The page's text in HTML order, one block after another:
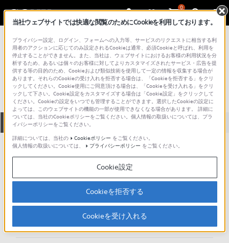
0
総合サポート・お問い合わせ その他のプロフェッショナルカメラ用アクセサリー
BKP-7911
全て ダウンロード 取扱説明書 Q&A
サポート動画をご利用の際にはソーシャ
ルメディア利用規約をご確認ください。
当社ウェブサイトでは快適な閲覧のためにCookieを利用しております。
プライバシー設定、ログイン、フォームへの入力等、サービスのリクエストに相当する利
用者のアクションに応じてのみ設定されるCookieは通常、必須Cookieと呼ばれ、利用を
停止することができません。また、当社は、ウェブサイトにおけるお客様の利用状況を分
析するため、あるいは個々のお客様に対してよりカスタマイズされたサービス・広告を提
供する等の目的のため、Cookieおよび類似技術を使用して一定の情報を収集する場合が
あります。それらのCookieの受け入れを拒否する場合は、「Cookieを拒否する」をクリ
ックしてください。Cookie使用にご同意頂ける場合は、「Cookieを受け入れる」をクリ
ックして下さい。Cookie設定をカスタマイズする場合は「Cookie設定」をクリックして
ください。Cookieの設定をいつでも管理することができます。選択したCookieの設定に
よっては、このウェブサイトの機能の一部が使用できなくなる場合があります。 詳細に
ついては、当社のCookieポリシーをご覧ください。個人情報の取扱いについては、プラ
イバシーポリシーをご覧ください。
詳細については、当社の
Cookieポリシー をご覧ください。
個人情報の取扱いについては、
プライバシーポリシー をご覧ください。
Cookie設定
Cookieを拒否する
Cookieを受け入れる